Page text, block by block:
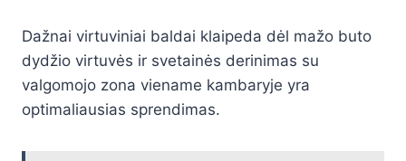
Dažnai virtuviniai baldai klaipeda dėl mažo buto
dydžio virtuvės ir svetainės derinimas su
valgomojo zona viename kambaryje yra
optimaliausias sprendimas.